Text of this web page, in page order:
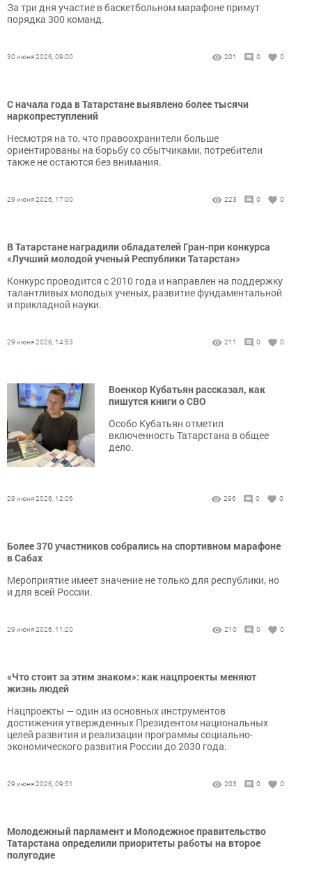
За три дня участие в баскетбольном марафоне примут
порядка 300 команд.
30 июня 2026, 09:00 201 0 0
С начала года в Татарстане выявлено более тысячи
наркопреступлений
Несмотря на то, что правоохранители больше
ориентированы на борьбу со сбытчиками, потребители
также не остаются без внимания.
29 июня 2026, 17:00 223 0 0
В Татарстане наградили обладателей Гран-при конкурса
«Лучший молодой ученый Республики Татарстан»
Конкурс проводится с 2010 года и направлен на поддержку
талантливых молодых ученых, развитие фундаментальной
и прикладной науки.
29 июня 2026, 14:53 211 0 0
Военкор Кубатьян рассказал, как
пишутся книги о СВО
Особо Кубатьян отметил
включенность Татарстана в общее
дело.
29 июня 2026, 12:06 296 0 0
Более 370 участников собрались на спортивном марафоне
в Сабах
Мероприятие имеет значение не только для республики, но
и для всей России.
29 июня 2026, 11:20 210 0 0
«Что стоит за этим знаком»: как нацпроекты меняют
жизнь людей
Нацпроекты — один из основных инструментов
достижения утвержденных Президентом национальных
целей развития и реализации программы социально-
экономического развития России до 2030 года.
29 июня 2026, 09:51 203 0 0
Молодежный парламент и Молодежное правительство
Татарстана определили приоритеты работы на второе
полугодие